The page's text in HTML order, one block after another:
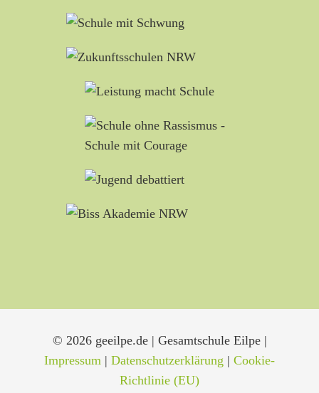
© 2026 geeilpe.de | Gesamtschule Eilpe |
Impressum | Datenschutzerklärung | Cookie-
Richtlinie (EU)